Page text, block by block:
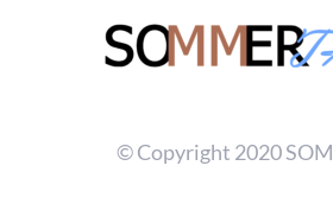
© Copyright 2020